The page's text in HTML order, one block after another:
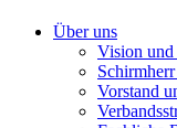
Über uns
Vision
Vorstand